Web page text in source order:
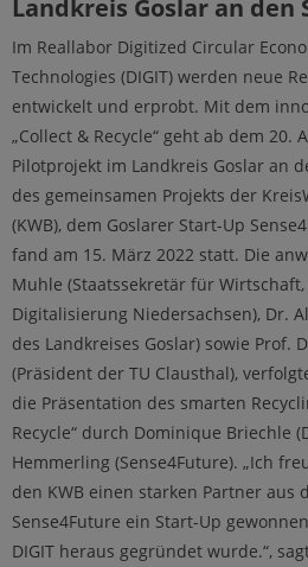
Landkreis Goslar an den
Im Reallabor Digitized Circular
Technologies (DIGIT) werden neue
entwickelt und erprobt. Mit dem
„Collect & Recycle“ geht ab dem 20.
Pilotprojekt im Landkreis Goslar an
des gemeinsamen Projekts der
(KWB), dem Goslarer Start-Up
fand am 15. März 2022 statt. Die
Muhle (Staatssekretär für
Digitalisierung Niedersachsen), Dr.
des Landkreises Goslar) sowie Prof.
(Präsident der TU Clausthal),
die Präsentation des smarten
Recycle“ durch Dominique Briechle
Hemmerling (Sense4Future). „Ich
den KWB einen starken Partner aus
Sense4Future ein Start-Up
DIGIT heraus gegründet wurde.“,